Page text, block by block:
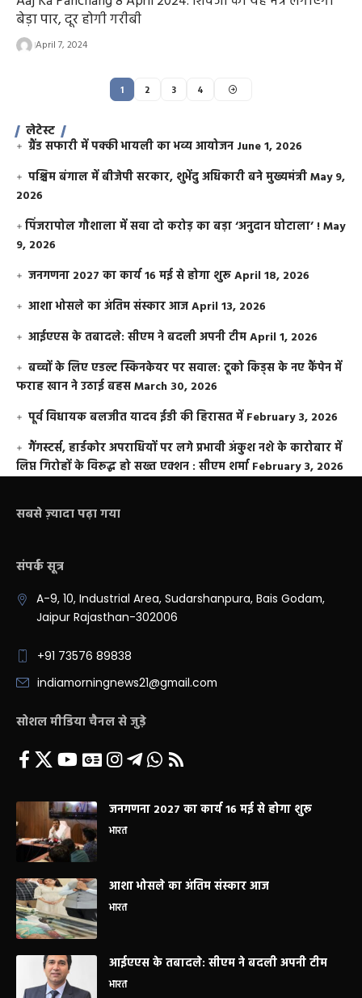
बेड़ा पार, दूर होगी गरीबी
April 7, 2024
1 2 3 4
लेटेस्ट
ग्रैंड सफारी में पक्की भायली का भव्य आयोजन June 1, 2026
पश्चिम बंगाल में बीजेपी सरकार, शुभेंदु अधिकारी बने मुख्यमंत्रीMay 9,
2026
​पिंजरापोल गौशाला में सवा दो करोड़ का बड़ा ‘अनुदान घोटाला’ !May
9, 2026
जनगणना 2027 का कार्य 16 मई से होगा शुरूApril 18, 2026
आशा भोसले का अंतिम संस्कार आजApril 13, 2026
आईएएस के तबादले: सीएम ने बदली अपनी टीमApril 1, 2026
बच्चों के लिए एडल्ट स्किनकेयर पर सवाल: टूको किड्स के नए कैंपेन में
फराह खान ने उठाई बहसMarch 30, 2026
पूर्व विधायक बलजीत यादव ईडी की हिरासत में February 3, 2026
गैंगस्टर्स, हार्डकोर अपराधियों पर लगे प्रभावी अंकुश नशे के कारोबार में
लिप्त गिरोहों के विरूद्ध हो सख्त एक्शन : सीएम शर्मा February 3, 2026
सबसे ज़्यादा पढ़ा गया
संपर्क सूत्र
A-9, 10, Industrial Area, Sudarshanpura, Bais Godam,
Jaipur Rajasthan-302006
+91 73576 89838
indiamorningnews21@gmail.com
सोशल मीडिया चैनल से जुड़े
जनगणना 2027 का कार्य 16 मई से होगा शुरू
भारत
आशा भोसले का अंतिम संस्कार आज
भारत
आईएएस के तबादले: सीएम ने बदली अपनी टीम
भारत